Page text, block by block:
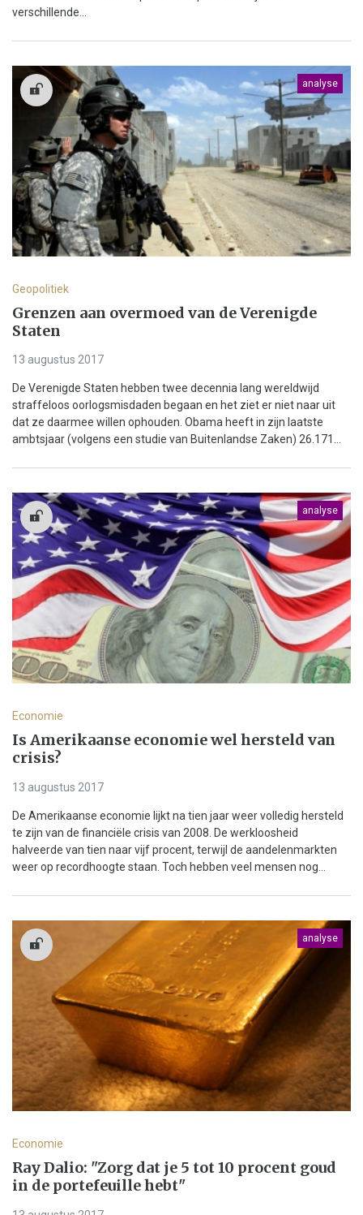
verschillende...
analyse
Geopolitiek
Grenzen aan overmoed van de Verenigde
Staten
13 augustus 2017
De Verenigde Staten hebben twee decennia lang wereldwijd
straffeloos oorlogsmisdaden begaan en het ziet er niet naar uit
dat ze daarmee willen ophouden. Obama heeft in zijn laatste
ambtsjaar (volgens een studie van Buitenlandse Zaken) 26.171...
analyse
Economie
Is Amerikaanse economie wel hersteld van
crisis?
13 augustus 2017
De Amerikaanse economie lijkt na tien jaar weer volledig hersteld
te zijn van de financiële crisis van 2008. De werkloosheid
halveerde van tien naar vijf procent, terwijl de aandelenmarkten
weer op recordhoogte staan. Toch hebben veel mensen nog...
analyse
Economie
Ray Dalio: "Zorg dat je 5 tot 10 procent goud
in de portefeuille hebt"